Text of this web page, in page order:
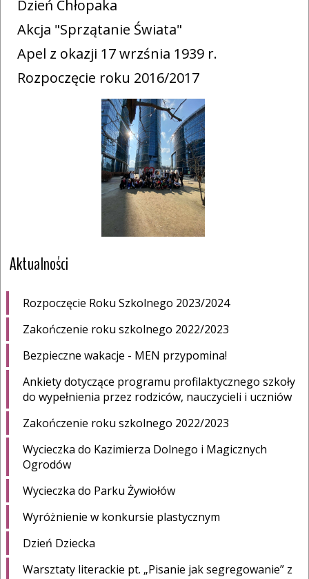
Dzień Chłopaka
Akcja "Sprzątanie Świata"
Apel z okazji 17 wrzśnia 1939 r.
Rozpoczęcie roku 2016/2017
Aktualności
Rozpoczęcie Roku Szkolnego 2023/2024
Zakończenie roku szkolnego 2022/2023
Bezpieczne wakacje - MEN przypomina!
Ankiety dotyczące programu profilaktycznego szkoły
do wypełnienia przez rodziców, nauczycieli i uczniów
Zakończenie roku szkolnego 2022/2023
Wycieczka do Kazimierza Dolnego i Magicznych
Ogrodów
Wycieczka do Parku Żywiołów
Wyróżnienie w konkursie plastycznym
Dzień Dziecka
Warsztaty literackie pt. „Pisanie jak segregowanie” z